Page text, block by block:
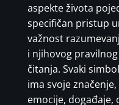
aspekte života
specifičan pristup
važnost
i njihovog
čitanja. Svaki
ima svoje
emocije, događaje,